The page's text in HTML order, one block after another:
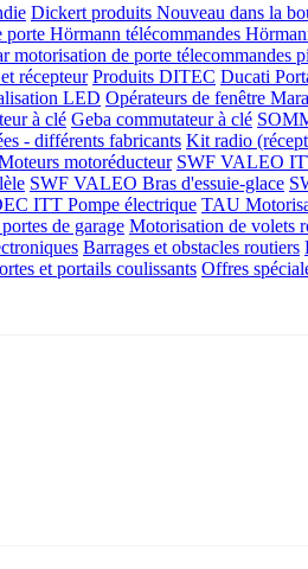
Dickert produits Nouveau dans la
porte Hörmann télécommandes
motorisation de porte télecommandes
récepteur Produits DITEC Ducati
LED Opérateurs de fenêtre
à clé Geba commutateur à clé
- différents fabricants Kit radio
motoréducteur SWF VALEO
SWF VALEO Bras d'essuie-glace
ITT Pompe électrique TAU
de garage Motorisation de volets
Barrages et obstacles routiers
et portails coulissants Offres